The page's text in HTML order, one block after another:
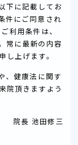
下に記載してお
件にご同意され
利用条件は、
常に最新の内容
し上げます。
、健康法に関す
院頂きますよう
院長 池田修三